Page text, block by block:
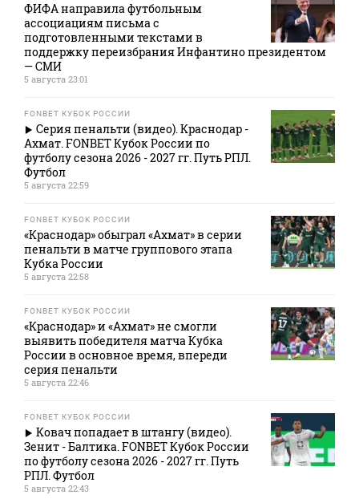
ФИФА направила футбольным
ассоциациям письма с
подготовленными текстами в
поддержку переизбрания Инфантино президентом
— СМИ
5 августа 23:01
FONBET КУБОК РОССИИ
Серия пенальти (видео). Краснодар -
Ахмат. FONBET Кубок России по
футболу сезона 2026 - 2027 гг. Путь РПЛ.
Футбол
5 августа 22:59
FONBET КУБОК РОССИИ
«Краснодар» обыграл «Ахмат» в серии
пенальти в матче группового этапа
Кубка России
5 августа 22:58
FONBET КУБОК РОССИИ
«Краснодар» и «Ахмат» не смогли
выявить победителя матча Кубка
России в основное время, впереди
серия пенальти
5 августа 22:46
FONBET КУБОК РОССИИ
Ковач попадает в штангу (видео).
Зенит - Балтика. FONBET Кубок России
по футболу сезона 2026 - 2027 гг. Путь
РПЛ. Футбол
5 августа 22:43